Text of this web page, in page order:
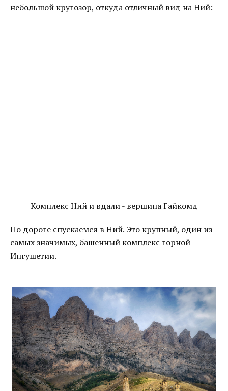
небольшой кругозор, откуда отличный вид на Ний:
Комплекс Ний и вдали - вершина Гайкомд
По дороге спускаемся в Ний. Это крупный, один из
самых значимых, башенный комплекс горной
Ингушетии.